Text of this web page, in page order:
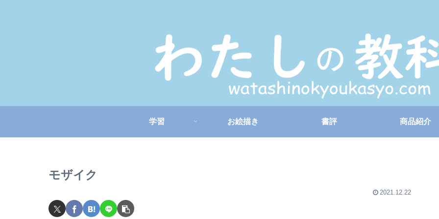
学習 お絵描き 書評 商品紹介
モザイク
2021.12.22